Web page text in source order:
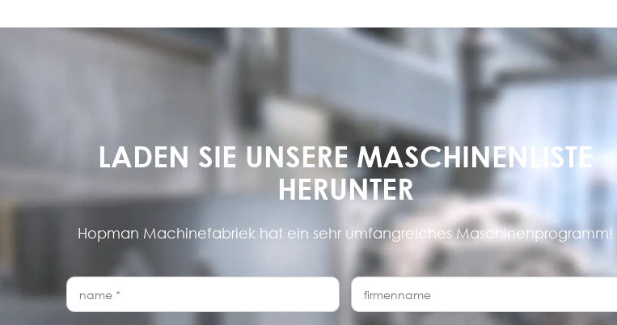
LADEN SIE UNSERE MASCHINENLISTE
HERUNTER
Hopman Machinefabriek hat ein sehr umfangreiches Maschinenprogramm!
name firmenname